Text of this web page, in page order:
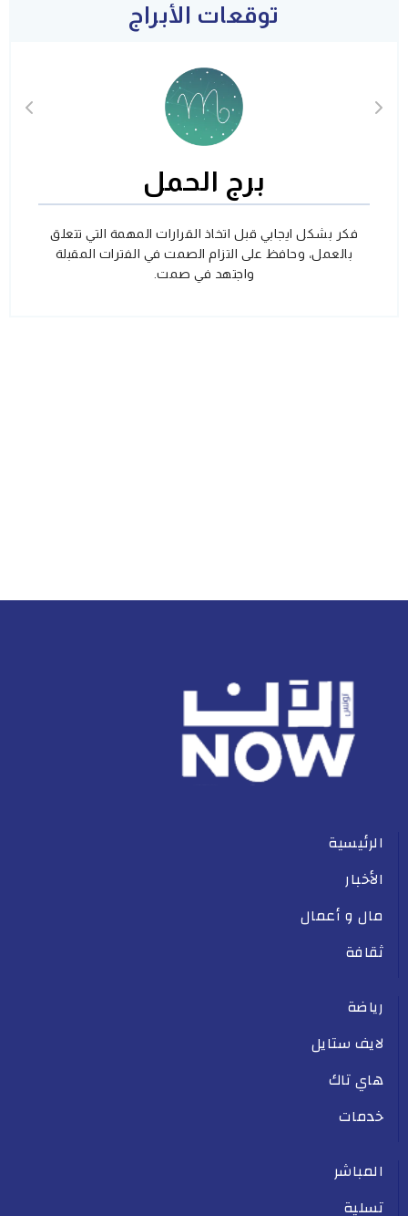
توقعات الأبراج
برج الحمل
فكر بشكل ايجابي قبل اتخاذ القرارات المهمة التي تتعلق
بالعمل، وحافظ على التزام الصمت في الفترات المقبلة
واجتهد في صمت.
الرئيسية
الأخبار
مال و أعمال
ثقافة
رياضة
لايف ستايل
هاي تاك
خدمات
المباشر
تسلية